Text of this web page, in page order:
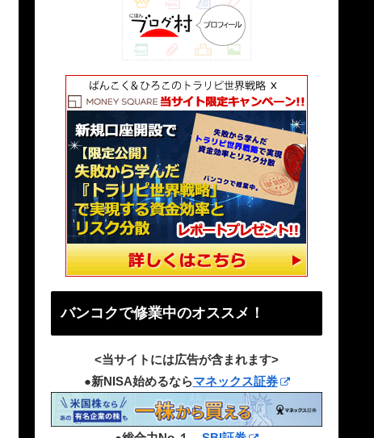
バンコクで修業中のオススメ！
<当サイトには広告が含まれます>
●新NISA始めるならマネックス証券